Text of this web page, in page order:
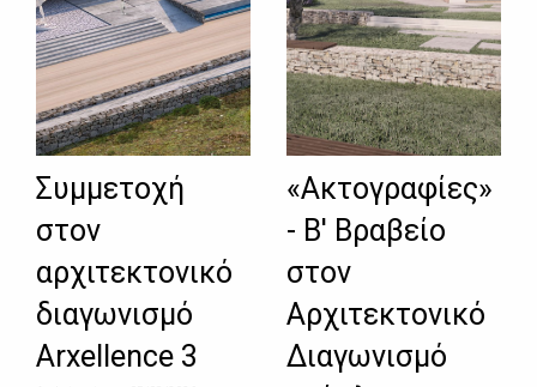
Συμμετοχή
στον
αρχιτεκτονικό
διαγωνισμό
Arxellence 3
«Ακτογραφίες»
- Β' Βραβείο
στον
Αρχιτεκτονικό
Διαγωνισμό